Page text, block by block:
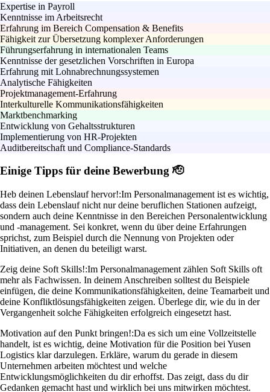
Expertise in Payroll
Kenntnisse im Arbeitsrecht
Erfahrung im Bereich Compensation & Benefits
Fähigkeit zur Übersetzung komplexer Anforderungen
Führungserfahrung in internationalen Teams
Kenntnisse der gesetzlichen Vorschriften in Europa
Erfahrung mit Lohnabrechnungssystemen
Analytische Fähigkeiten
Projektmanagement-Erfahrung
Interkulturelle Kommunikationsfähigkeiten
Marktbenchmarking
Entwicklung von Gehaltsstrukturen
Implementierung von HR-Projekten
Auditbereitschaft und Compliance-Standards
Einige Tipps für deine Bewerbung 🫡
Heb deinen Lebenslauf hervor!:Im Personalmanagement ist es wichtig,
dass dein Lebenslauf nicht nur deine beruflichen Stationen aufzeigt,
sondern auch deine Kenntnisse in den Bereichen Personalentwicklung
und -management. Sei konkret, wenn du über deine Erfahrungen
sprichst, zum Beispiel durch die Nennung von Projekten oder
Initiativen, an denen du beteiligt warst.
Zeig deine Soft Skills!:Im Personalmanagement zählen Soft Skills oft
mehr als Fachwissen. In deinem Anschreiben solltest du Beispiele
einfügen, die deine Kommunikationsfähigkeiten, deine Teamarbeit und
deine Konfliktlösungsfähigkeiten zeigen. Überlege dir, wie du in der
Vergangenheit solche Fähigkeiten erfolgreich eingesetzt hast.
Motivation auf den Punkt bringen!:Da es sich um eine Vollzeitstelle
handelt, ist es wichtig, deine Motivation für die Position bei Yusen
Logistics klar darzulegen. Erkläre, warum du gerade in diesem
Unternehmen arbeiten möchtest und welche
Entwicklungsmöglichkeiten du dir erhoffst. Das zeigt, dass du dir
Gedanken gemacht hast und wirklich bei uns mitwirken möchtest.